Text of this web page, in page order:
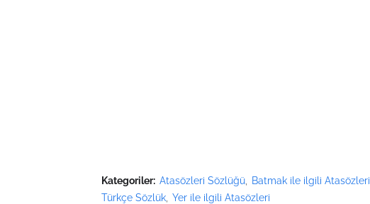
Kategoriler: Atasözleri Sözlüğü Batmak ile ilgili Atasözleri
Türkçe Sözlük Yer ile ilgili Atasözleri